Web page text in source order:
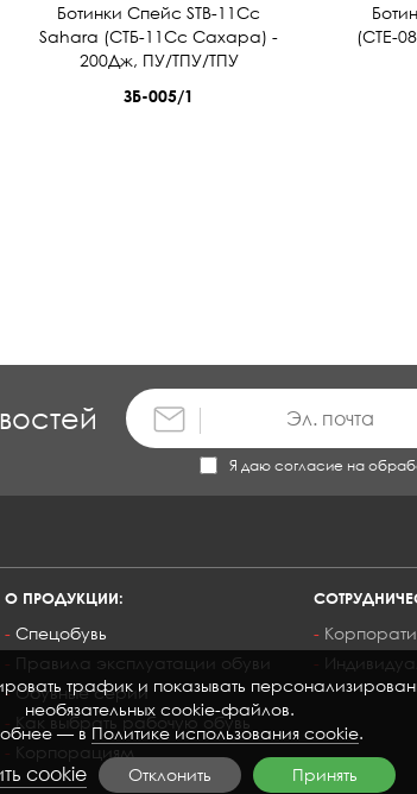
Ботинки Спейс STB-11Cс
Sahara (СТБ-11Сс Сахара) -
200Дж, ПУ/ТПУ/ТПУ
ЗБ-005/1
(СТЕ-
Я даю согласие на
О ПРОДУКЦИИ:
Спецобувь
Правила эксплуатации обуви
Обувные серии
Как выбрать рабочую обувь
Корпорациям
трафик и показывать
необязательных cookie-файлов.
— вПолитике использования cookie.
cookie Отклонить Принять